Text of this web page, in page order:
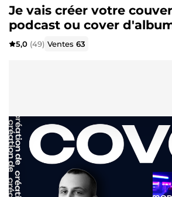
Je vais créer votre
podcast ou cover
5,0 (49) Ventes63